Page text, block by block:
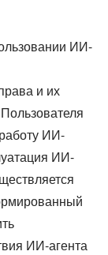
ИИ-
и их
ИИ-
ИИ-
ИИ-агента